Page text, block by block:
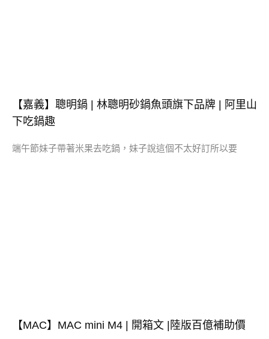
【嘉義】聰明鍋 | 林聰明砂鍋魚頭旗下品牌 | 阿里山
下吃鍋趣
端午節妹子帶著米果去吃鍋，妹子說這個不太好訂所以要
【MAC】MAC mini M4 | 開箱文 |陸版百億補助價